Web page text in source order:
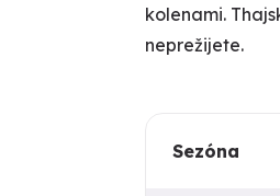
kolenami.
neprežijete.
Sezóna